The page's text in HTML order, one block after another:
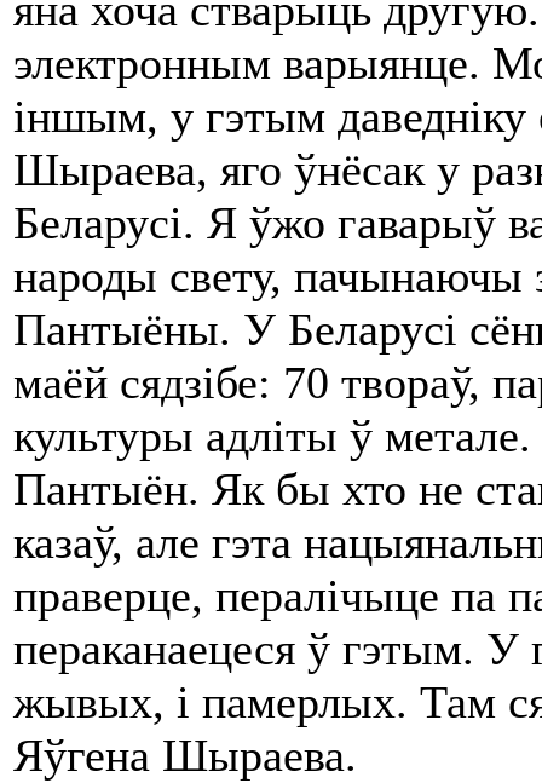
электронным варыянце.
іншым, у гэтым даведніку
Шыраева, яго ўнёсак у
Беларусі. Я ўжо гаварыў
народы свету, пачынаючы
Пантыёны. У Беларусі
маёй сядзібе: 70 твораў,
культуры адліты ў
Пантыён. Як бы хто не
казаў, але гэта
праверце, пералічыце па
пераканаецеся ў гэтым.
жывых, і памерлых. Там
Яўгена Шыраева.